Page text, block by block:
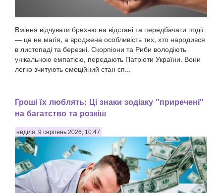
Вміння відчувати брехню на відстані та передбачати події
— це не магія, а вроджена особливість тих, хто народився
в листопаді та березні. Скорпіони та Риби володіють
унікальною емпатією, передають Патріоти України. Вони
легко зчитують емоційний стан сп...
Гроші їх люблять: Ці знаки зодіаку "приречені"
на багатство та розкіш
неділя, 9 серпень 2026, 10:47